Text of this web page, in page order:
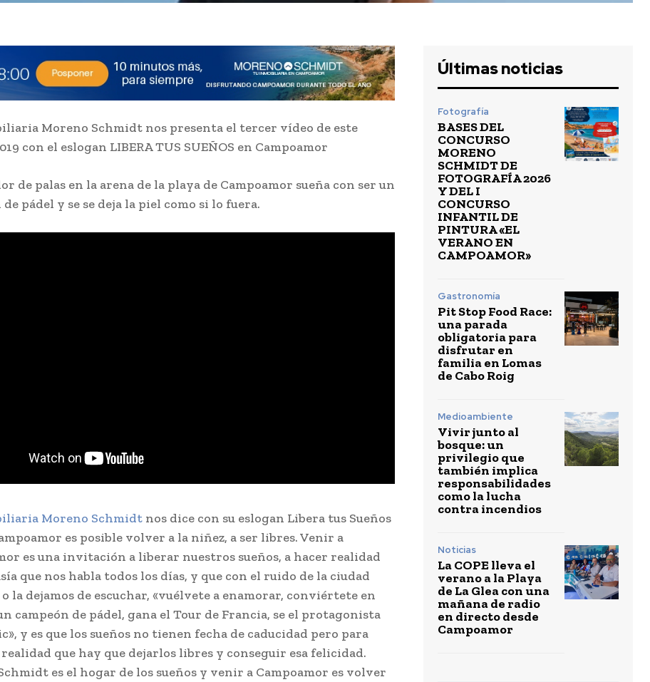
Moreno Schmidt nos presenta el tercer vídeo de este
con el eslogan LIBERA TUS SUEÑOS en Campoamor
de palas en la arena de la playa de Campoamor sueña con ser un
de pádel y se se deja la piel como si lo fuera.
Moreno Schmidt nos dice con su eslogan Libera tus Sueños
es posible volver a la niñez, a ser libres. Venir a
es una invitación a liberar nuestros sueños, a hacer realidad
que nos habla todos los días, y que con el ruido de la ciudad
la dejamos de escuchar, «vuélvete a enamorar, conviértete en
campeón de pádel, gana el Tour de Francia, se el protagonista
y es que los sueños no tienen fecha de caducidad pero para
que hay que dejarlos libres y conseguir esa felicidad.
es el hogar de los sueños y venir a Campoamor es volver
Últimas noticias
Fotografía
BASES DEL
CONCURSO
MORENO
SCHMIDT DE
FOTOGRAFÍA 2026
Y DEL I
CONCURSO
INFANTIL DE
PINTURA «EL
VERANO EN
CAMPOAMOR»
Gastronomía
Pit Stop Food Race:
una parada
obligatoria para
disfrutar en
familia en Lomas
de Cabo Roig
Medioambiente
Vivir junto al
bosque: un
privilegio que
también implica
responsabilidades
como la lucha
contra incendios
Noticias
La COPE lleva el
verano a la Playa
de La Glea con una
mañana de radio
en directo desde
Campoamor